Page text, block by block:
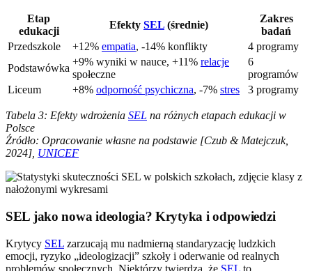
Etap
edukacji
Efekty SEL (średnie)
Zakres
badań
Przedszkole
+12% empatia, -14% konflikty
4 programy
Podstawówka
+9% wyniki w nauce, +11% relacje
społeczne
6
programów
Liceum
+8% odporność psychiczna, -7% stres 3 programy
Tabela 3: Efekty wdrożenia SEL na różnych etapach edukacji w
Polsce
Źródło: Opracowanie własne na podstawie [Czub & Matejczuk,
2024], UNICEF
SEL jako nowa ideologia? Krytyka i odpowiedzi
Krytycy SEL zarzucają mu nadmierną standaryzację ludzkich
emocji, ryzyko „ideologizacji” szkoły i oderwanie od realnych
problemów społecznych. Niektórzy twierdzą, że SEL to